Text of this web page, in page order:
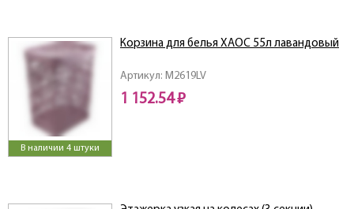
В наличии 4 штуки
Артикул: M2619LV
Корзина для белья ХАОС 55л лавандовый
1 152.54 ₽